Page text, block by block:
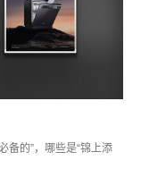
备的”，哪些是“锦上添